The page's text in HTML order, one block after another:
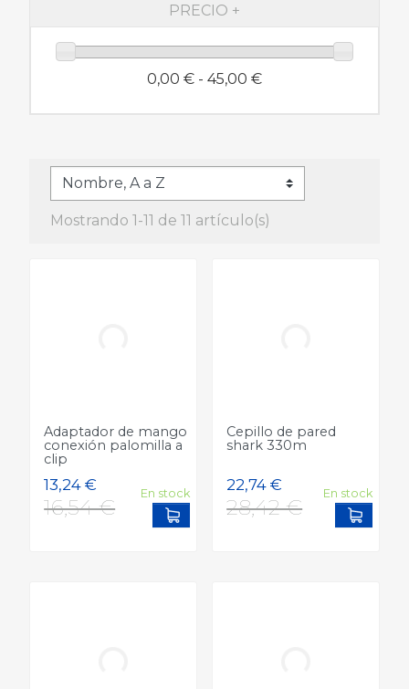
PRECIO
0,00 € - 45,00 €
Mostrando 1-11 de 11 artículo(s)
Adaptador de mango
conexión palomilla a
clip
En stock
Add to cart
Cepillo de pared
shark 330m
En stock